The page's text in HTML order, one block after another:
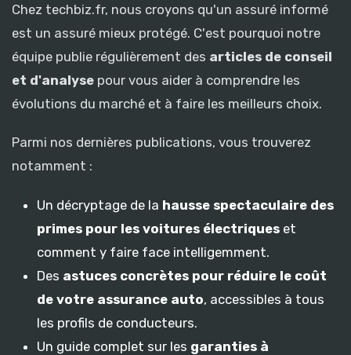
Chez techbiz.fr, nous croyons qu'un assuré informé
est un assuré mieux protégé. C'est pourquoi notre
équipe publie régulièrement des articles de conseil
et d'analyse pour vous aider à comprendre les
évolutions du marché et à faire les meilleurs choix.
Parmi nos dernières publications, vous trouverez
notamment :
Un décryptage de la hausse spectaculaire des
primes pour les voitures électriques et
comment y faire face intelligemment.
Des astuces concrètes pour réduire le coût
de votre assurance auto, accessibles à tous
les profils de conducteurs.
Un guide complet sur les garanties à